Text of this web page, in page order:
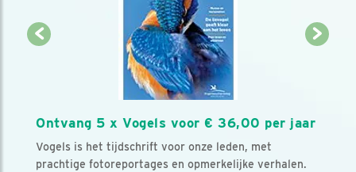
Ontvang 5 x Vogels voor € 36,00 per jaar
Vogels is het tijdschrift voor onze leden, met
prachtige fotoreportages en opmerkelijke verhalen.